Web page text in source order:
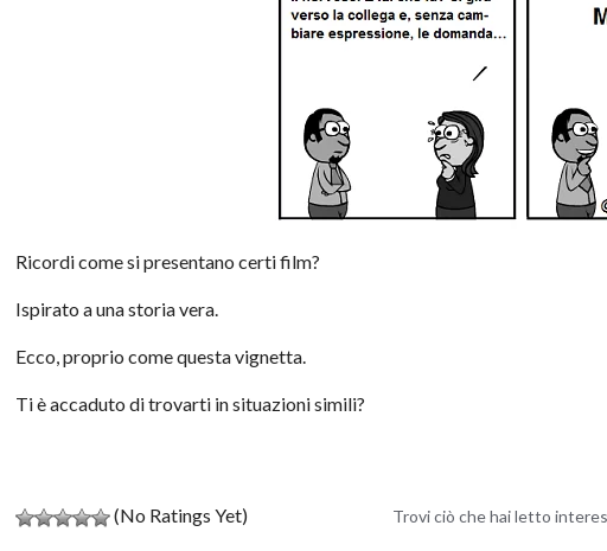
Ricordi come si presentano certi film?
Ispirato a una storia vera.
Ecco, proprio come questa vignetta.
Ti è accaduto di trovarti in situazioni simili?
(No Ratings Yet) Trovi ciò che hai letto